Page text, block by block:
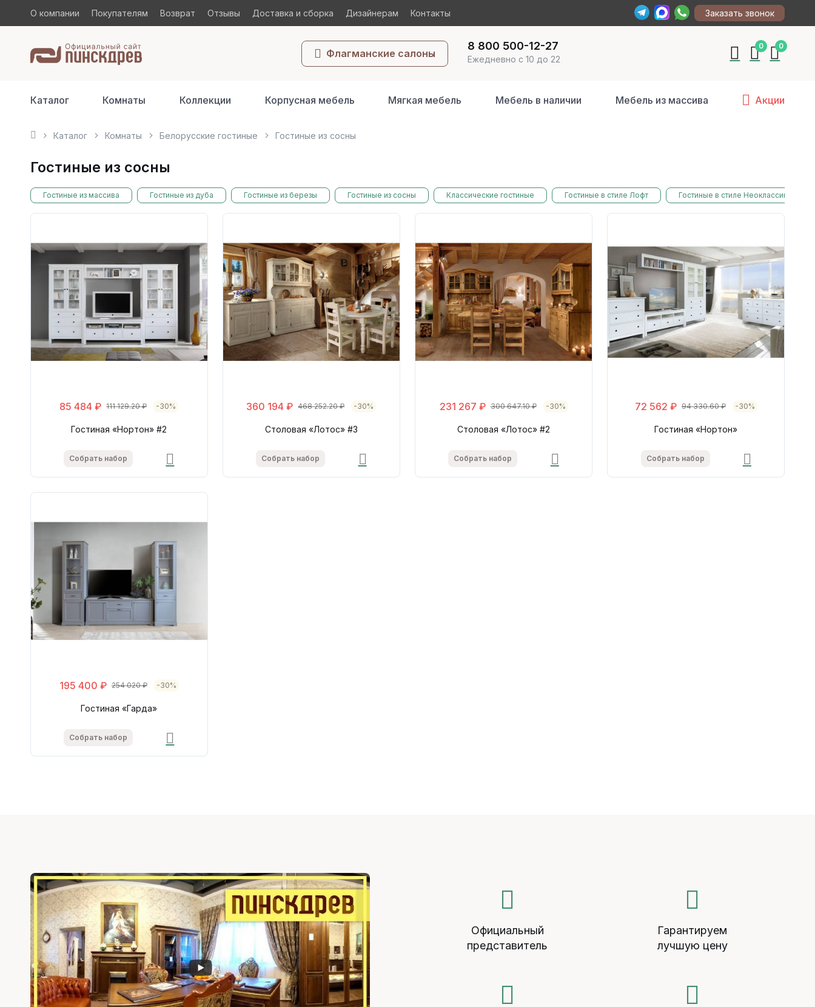
О компании Покупателям Возврат Отзывы Доставка и сборка Дизайнерам Контакты Заказать звонок
Флагманские салоны
8 800 500-12-27
Ежедневно с 10 до 22
0 0
Каталог Комнаты Коллекции Корпусная мебель Мягкая мебель Мебель в наличии Мебель из массива Акции
Каталог Комнаты Белорусские гостиные Гостиные из сосны
Гостиные из сосны
Гостиные из массива Гостиные из дуба Гостиные из березы Гостиные из сосны Классические гостиные Гостиные в стиле Лофт Гостиные в стиле Неоклассика
85 484 ₽ 111 129.20 ₽ -30%
Гостиная «Нортон» #2
Собрать набор
360 194 ₽ 468 252.20 ₽ -30%
Столовая «Лотос» #3
Собрать набор
231 267 ₽ 300 647.10 ₽ -30%
Столовая «Лотос» #2
Собрать набор
72 562 ₽ 94 330.60 ₽ -30%
Гостиная «Нортон»
Собрать набор
195 400 ₽ 254 020 ₽ -30%
Гостиная «Гарда»
Собрать набор
Официальный
представитель
Гарантируем
лучшую цену